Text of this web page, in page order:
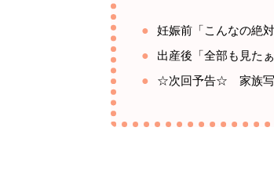
妊娠前「こんなの絶
出産後「全部も見たぁ
☆次回予告☆ 家族写